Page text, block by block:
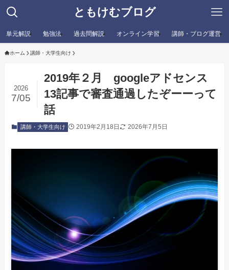
ともけむブログ
単元解説 勉強法 過去問解説 オンライン学習 講師・ブログ運営
ホーム 講師・大学生向け
2019年２月 googleアドセンス
13記事で審査通過したぞーーって
話
2026
7/05
講師・大学生向け 2019年2月18日 2026年7月5日